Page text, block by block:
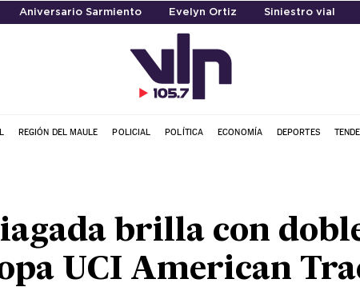
Aniversario Sarmiento Evelyn Ortiz Siniestro vial
REGIÓN DEL MAULE POLICIAL POLÍTICA ECONOMÍA DEPORTES
brilla con
UCI American